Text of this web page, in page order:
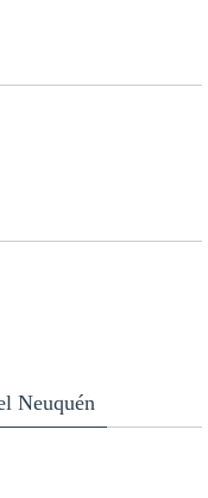
Neuquén